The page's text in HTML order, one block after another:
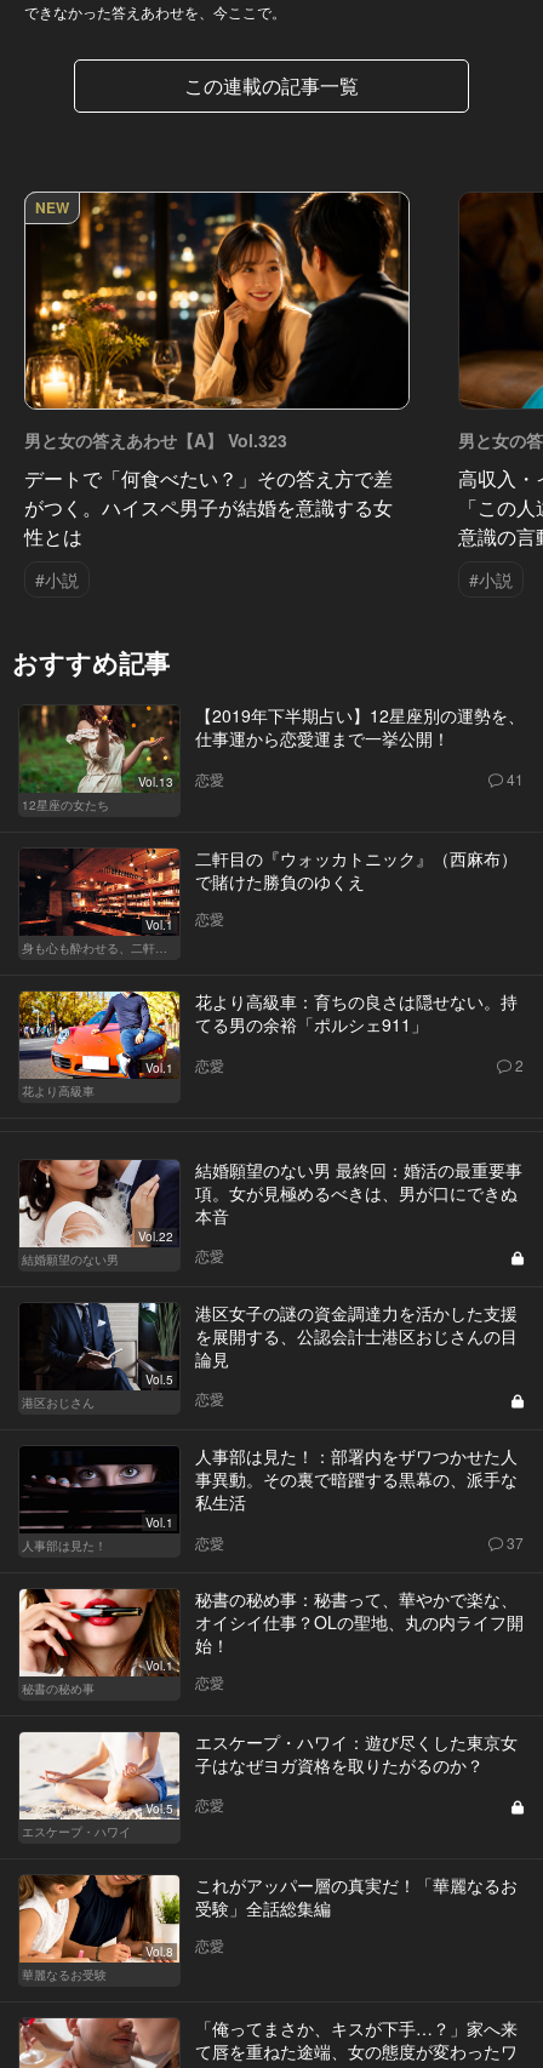
できなかった答えあわせを、今ここで。
この連載の記事一覧
NEW
男と女の答えあわせ【A】 Vol.323
デートで「何食べたい？」その答え方で差
がつく。ハイスペ男子が結婚を意識する女
性とは
#小説
男と女の
高収入
「この
意識の言
#小説
おすすめ記事
Vol.13
12星座の女たち
【2019年下半期占い】12星座別の運勢を、
仕事運から恋愛運まで一挙公開！
恋愛 41
Vol.1
身も心も酔わせる、二軒目の切り札
二軒目の『ウォッカトニック』（西麻布）
で賭けた勝負のゆくえ
恋愛
Vol.1
花より高級車
花より高級車：育ちの良さは隠せない。持
てる男の余裕「ポルシェ911」
恋愛 2
Vol.22
結婚願望のない男
結婚願望のない男 最終回：婚活の最重要事
項。女が見極めるべきは、男が口にできぬ
本音
恋愛
Vol.5
港区おじさん
港区女子の謎の資金調達力を活かした支援
を展開する、公認会計士港区おじさんの目
論見
恋愛
Vol.1
人事部は見た！
人事部は見た！：部署内をザワつかせた人
事異動。その裏で暗躍する黒幕の、派手な
私生活
恋愛 37
Vol.1
秘書の秘め事
秘書の秘め事：秘書って、華やかで楽な、
オイシイ仕事？OLの聖地、丸の内ライフ開
始！
恋愛
Vol.5
エスケープ・ハワイ
エスケープ・ハワイ：遊び尽くした東京女
子はなぜヨガ資格を取りたがるのか？
恋愛
Vol.8
華麗なるお受験
これがアッパー層の真実だ！「華麗なるお
受験」全話総集編
恋愛
「俺ってまさか、キスが下手…？」家へ来
て唇を重ねた途端、女の態度が変わったワ